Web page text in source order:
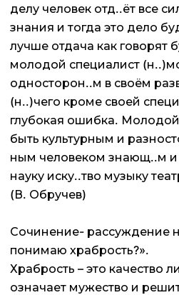
делу человек отд..ёт все
знания и тогда это дело
лучше отдача как говорят
молодой специалист
односторон..м в своём
(н..)чего кроме своей
глубокая ошибка.
быть культурным и
ным человеком знающ..м
науку иску..тво музыку
(В. Обручев)
Сочинение- рассуждение
понимаю храбрость?».
Храбрость – это качество
означает мужество и